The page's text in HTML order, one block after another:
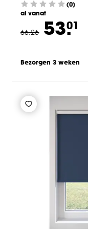
(0)
al vanaf
66.26 53.01
Bezorgen 3 weken